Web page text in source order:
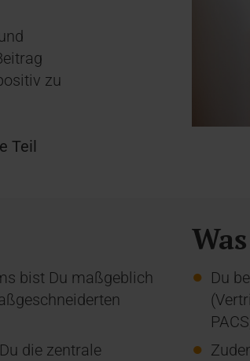
zu
Teil
bist Du maßgeblich
die zentrale
Du